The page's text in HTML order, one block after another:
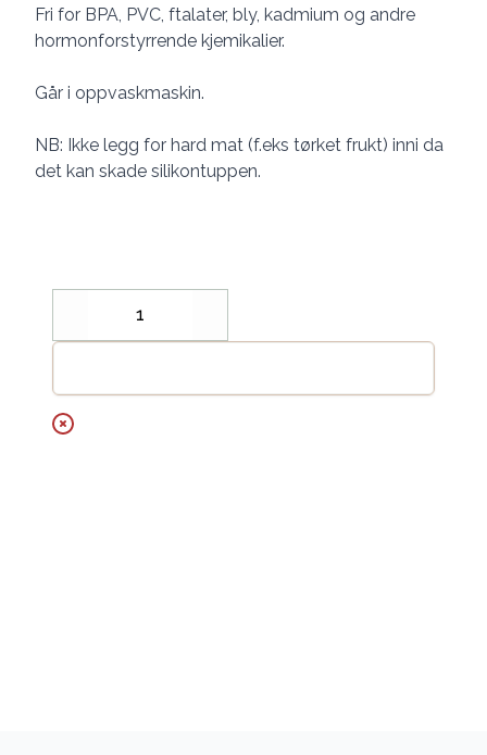
Fri for BPA, PVC, ftalater, bly, kadmium og andre
hormonforstyrrende kjemikalier.
Går i oppvaskmaskin.
NB: Ikke legg for hard mat (f.eks tørket frukt) inni da
det kan skade silikontuppen.
Decrease